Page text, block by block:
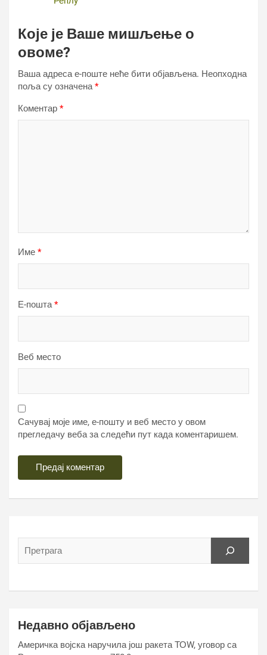
Које је Ваше мишљење о
овоме?
Ваша адреса е-поште неће бити објављена. Неопходна
поља су означена*
Коментар *
Име *
Е-пошта*
Веб место
Сачувај моје име, е-пошту и веб место у овом
прегледачу веба за следећи пут када коментаришем.
Недавно објављено
Америчка војска наручила још ракета ТОW, уговор са